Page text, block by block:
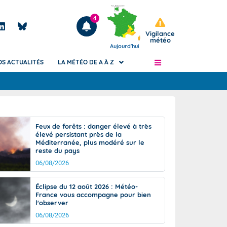
Articles
4
Aujourd'hui
Vigilance
météo
de
Phénomènes dangereux de J+2 à J+7
Avertissement pluies intenses à l'échelle
des communes (Apic)
Bulletins Marine
d'avalanche
Météo des forêts
Vigicrues
ACTUALITÉS LA MÉTÉO DE A À Z
Feux de forêts : danger élevé à très
élevé persistant près de la
Méditerranée, plus modéré sur le
reste du pays
06/08/2026
Éclipse du 12 août 2026 : Météo-
France vous accompagne pour bien
l'observer
06/08/2026